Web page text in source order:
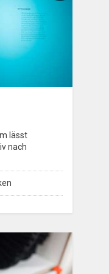
lässt
nach